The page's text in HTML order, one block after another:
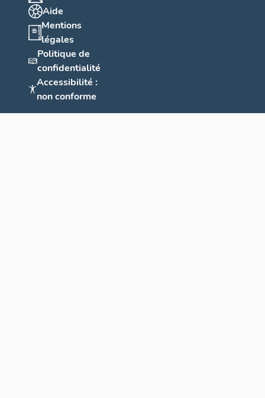
Aide
Mentions
légales
Politique de
confidentialité
Accessibilité :
non conforme